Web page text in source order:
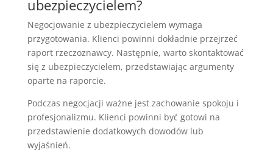
ubezpieczycielem?
Negocjowanie z ubezpieczycielem wymaga
przygotowania. Klienci powinni dokładnie przejrzeć
raport rzeczoznawcy. Następnie, warto skontaktować
się z ubezpieczycielem, przedstawiając argumenty
oparte na raporcie.
Podczas negocjacji ważne jest zachowanie spokoju i
profesjonalizmu. Klienci powinni być gotowi na
przedstawienie dodatkowych dowodów lub
wyjaśnień.